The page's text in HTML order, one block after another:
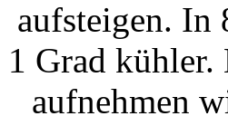
aufsteigen. In
1 Grad
aufnehmen